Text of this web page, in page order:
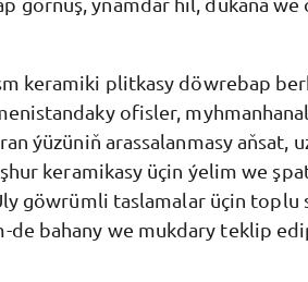
keramiki plitkasy döwrebap
ofisler,
ýüzüniň arassalanmasy aňsat,
keramikasy üçin ýelim we
göwrümli taslamalar üçin toplu
de bahany we mukdary teklip